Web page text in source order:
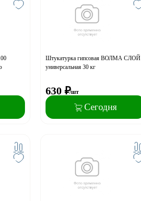
Штукатурка гипсовая ВОЛМА СЛОЙ
универсальная 30 кг
630 ₽/шт
Сегодня